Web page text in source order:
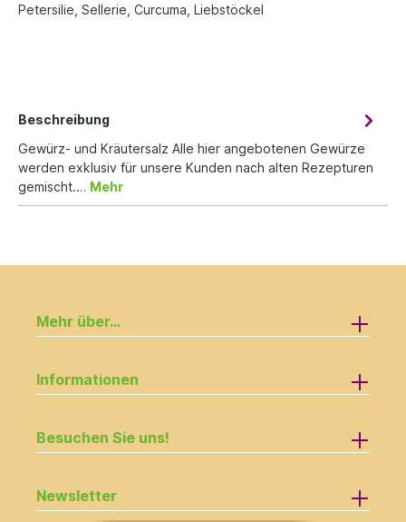
Petersilie, Sellerie, Curcuma, Liebstöckel
Beschreibung
Gewürz- und Kräutersalz Alle hier angebotenen Gewürze
werden exklusiv für unsere Kunden nach alten Rezepturen
gemischt.… Mehr
Mehr über...
Informationen
Besuchen Sie uns!
Newsletter